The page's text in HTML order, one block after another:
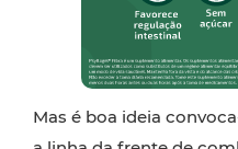
Mas é boa ideia